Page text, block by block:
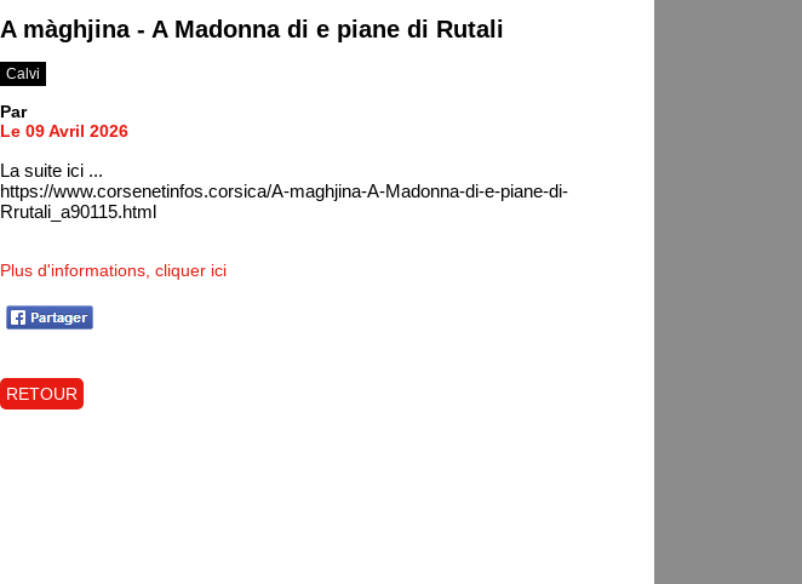
A màghjina - A Madonna di e piane di Rutali
Calvi
Par
Le 09 Avril 2026
La suite ici ...
https://www.corsenetinfos.corsica/A-maghjina-A-Madonna-di-e-piane-di-
Rrutali_a90115.html
Plus d'informations, cliquer ici
RETOUR